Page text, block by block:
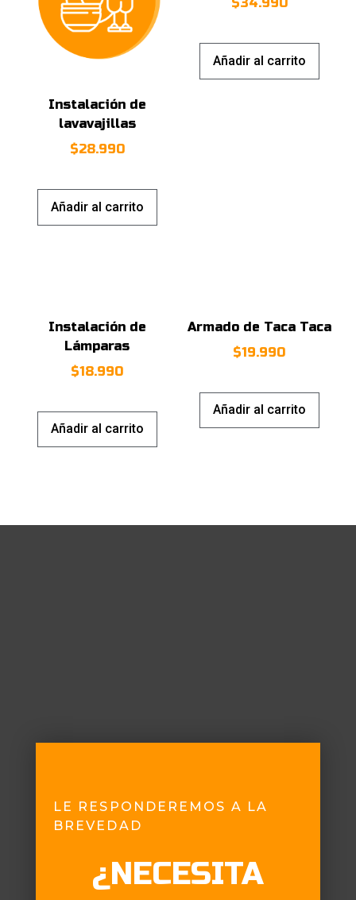
Instalación de
lavavajillas
$28.990
Añadir al carrito
Añadir al carrito
Instalación de
Lámparas
$18.990
Añadir al carrito
Armado de Taca Taca
$19.990
Añadir al carrito
LE RESPONDEREMOS A LA
BREVEDAD
¿NECESITA